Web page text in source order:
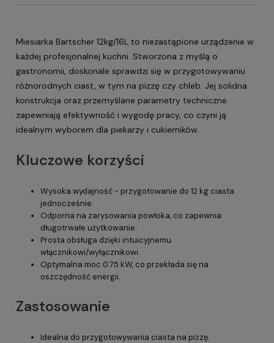
Miesiarka Bartscher 12kg/16L to niezastąpione urządzenie w
każdej profesjonalnej kuchni. Stworzona z myślą o
gastronomii, doskonale sprawdzi się w przygotowywaniu
różnorodnych ciast, w tym na pizzę czy chleb. Jej solidna
konstrukcja oraz przemyślane parametry techniczne
zapewniają efektywność i wygodę pracy, co czyni ją
idealnym wyborem dla piekarzy i cukierników.
Kluczowe korzyści
Wysoka wydajność - przygotowanie do 12 kg ciasta
jednocześnie.
Odporna na zarysowania powłoka, co zapewnia
długotrwałe użytkowanie.
Prosta obsługa dzięki intuicyjnemu
włącznikowi/wyłącznikowi.
Optymalna moc 0.75 kW, co przekłada się na
oszczędność energii.
Zastosowanie
Idealna do przygotowywania ciasta na pizzę.